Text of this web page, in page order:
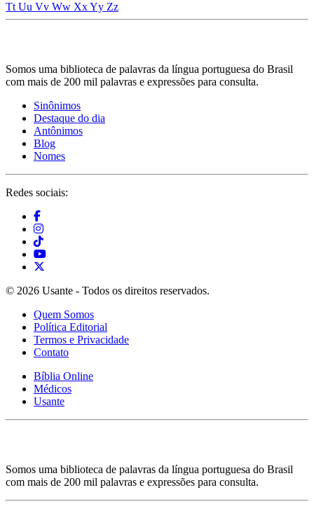
Tt Uu Vv Ww XxYy Zz
Somos uma biblioteca de palavras da língua portuguesa do Brasil
com mais de 200 mil palavras e expressões para consulta.
Sinônimos
Destaque do dia
Antônimos
Blog
Nomes
Redes sociais:
© 2026 Usante - Todos os direitos reservados.
Quem Somos
Política Editorial
Termos e Privacidade
Contato
Bíblia Online
Médicos
Usante
Somos uma biblioteca de palavras da língua portuguesa do Brasil
com mais de 200 mil palavras e expressões para consulta.